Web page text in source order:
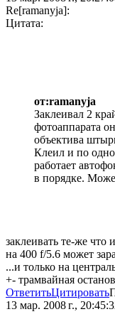
Re[ramanyja]:
Цитата:
от:ramanyja
Заклеивал 2
фотоаппарата
объектива
Клеил и по
работает
в порядке.
заклеивать те-же что
на 400 f/5.6 может
...и только на
+- трамвайная
ОтветитьЦитировать
13 мар. 2008 г.,